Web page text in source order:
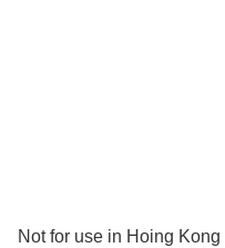
Not for use in Hoing Kong